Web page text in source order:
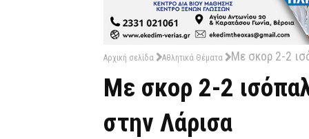
Αρχική σελίδα Αθλητικά Θέματα Με σκορ 2-2
Με σκορ 2-2
στην Λάρισα